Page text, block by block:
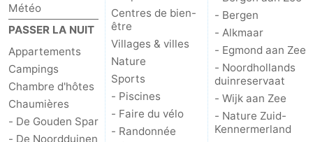
Météo
PASSER LA NUIT
Appartements
Campings
Chambre d'hôtes
Chaumières
- De Gouden Spar
- De Noordduinen
Centres de bien-
être
Villages & villes
Nature
Sports
- Piscines
- Faire du vélo
- Randonnée
- Bergen
- Alkmaar
- Egmond aan Zee
- Noordhollands
duinreservaat
- Wijk aan Zee
- Nature Zuid-
Kennermerland